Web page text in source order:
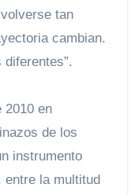
tan
cambian.
2010 en
de los
instrumento
entre la multitud